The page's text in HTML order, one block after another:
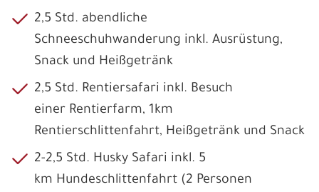
2,5 Std. abendliche
Schneeschuhwanderung inkl. Ausrüstung,
Snack und Heißgetränk
2,5 Std. Rentiersafari inkl. Besuch
einer Rentierfarm, 1km
Rentierschlittenfahrt, Heißgetränk und Snack
2-2,5 Std. Husky Safari inkl. 5
km Hundeschlittenfahrt (2 Personen